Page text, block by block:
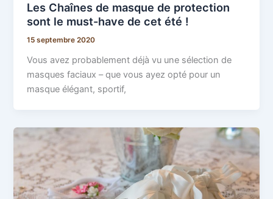
Les Chaînes de masque de protection
sont le must-have de cet été !
15 septembre 2020
Vous avez probablement déjà vu une sélection de
masques faciaux – que vous ayez opté pour un
masque élégant, sportif,